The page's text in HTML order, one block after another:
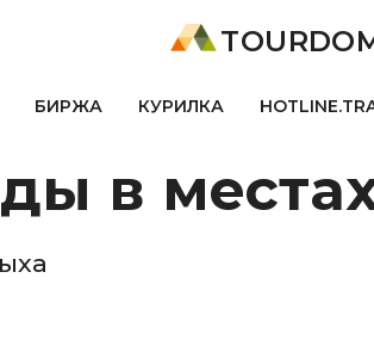
БИРЖА КУРИЛКА
в